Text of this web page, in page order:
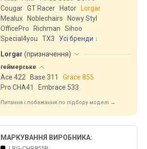
Cougar GT Racer Hator
Lorgar
Mealux
Noblechairs
Nowy Styl
OfficePro
Richman
Sihoo
Special4you
ТX3
Усі бренди
Lorgar (призначення)
геймерське
Ace 422 Base 311
Grace 855
Pro CHA41
Embrace 533
Питання і побажання по підбору моделі →
МАРКУВАННЯ ВИРОБНИКА: